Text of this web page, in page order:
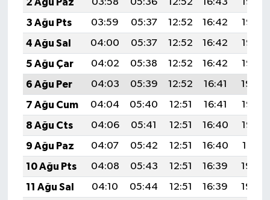
2 Ağu Paz
03:58 05:36 12:52 16:43
19:58
3 Ağu Pts
03:59 05:37 12:52 16:42
19:57
4 Ağu Sal
04:00 05:37 12:52 16:42
19:56
5 Ağu Çar
04:02 05:38 12:52 16:42
19:55
6 Ağu Per
04:03 05:39 12:52 16:41
19:54
7 Ağu Cum
04:04 05:40 12:51 16:41
19:53
8 Ağu Cts
04:06 05:41 12:51 16:40
19:52
9 Ağu Paz
04:07 05:42 12:51 16:40
19:51
10 Ağu Pts
04:08 05:43 12:51 16:39
19:49
11 Ağu Sal
04:10 05:44 12:51 16:39
19:48